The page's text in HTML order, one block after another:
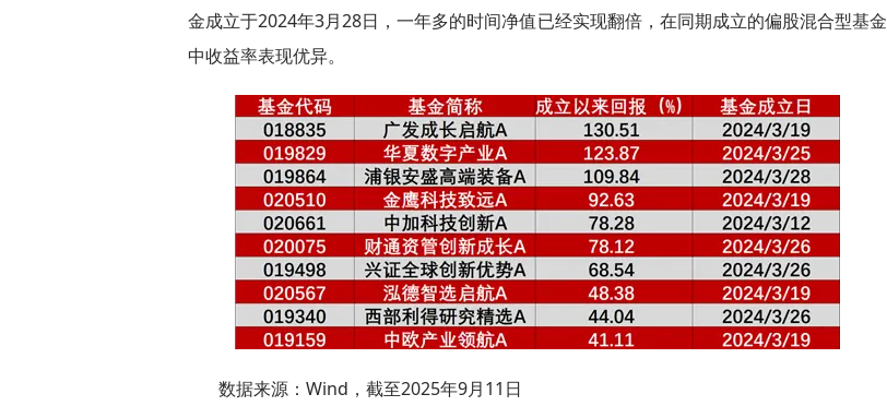
金成立于2024年3月28日，一年多的时间净值已经实现翻倍，在同期成立的偏股混合型基金
中收益率表现优异。
数据来源：Wind，截至2025年9月11日